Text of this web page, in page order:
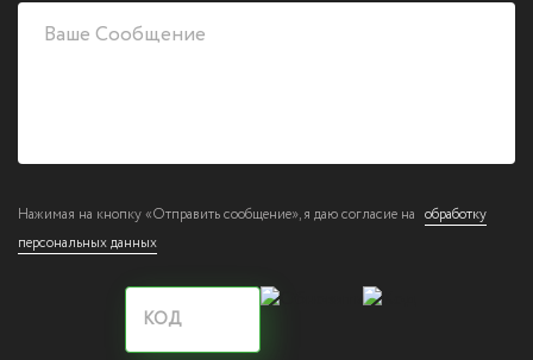
Нажимая на кнопку «Отправить сообщение», я даю согласие на обработку
персональных данных